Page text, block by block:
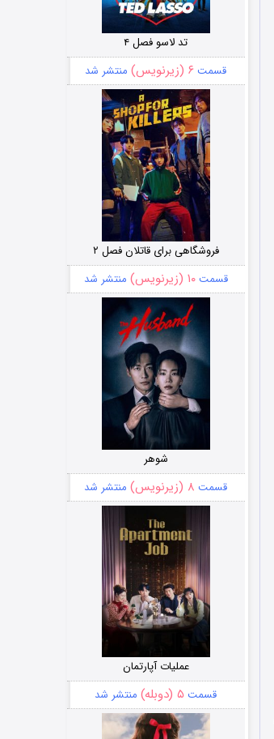
تد لاسو فصل ۴
قسمت ۶ (زیرنویس) منتشر شد
فروشگاهی برای قاتلان فصل ۲
قسمت۱۰ (زیرنویس) منتشر شد
شوهر
قسمت ۸ (زیرنویس) منتشر شد
عملیات آپارتمان
قسمت ۵ (دوبله) منتشر شد